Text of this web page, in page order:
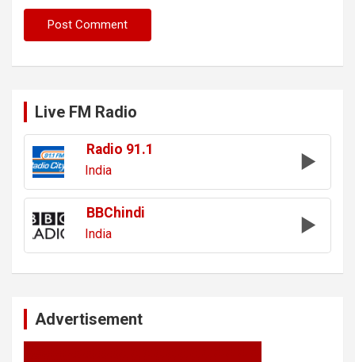
Live FM Radio
Radio 91.1
India
BBChindi
India
Advertisement